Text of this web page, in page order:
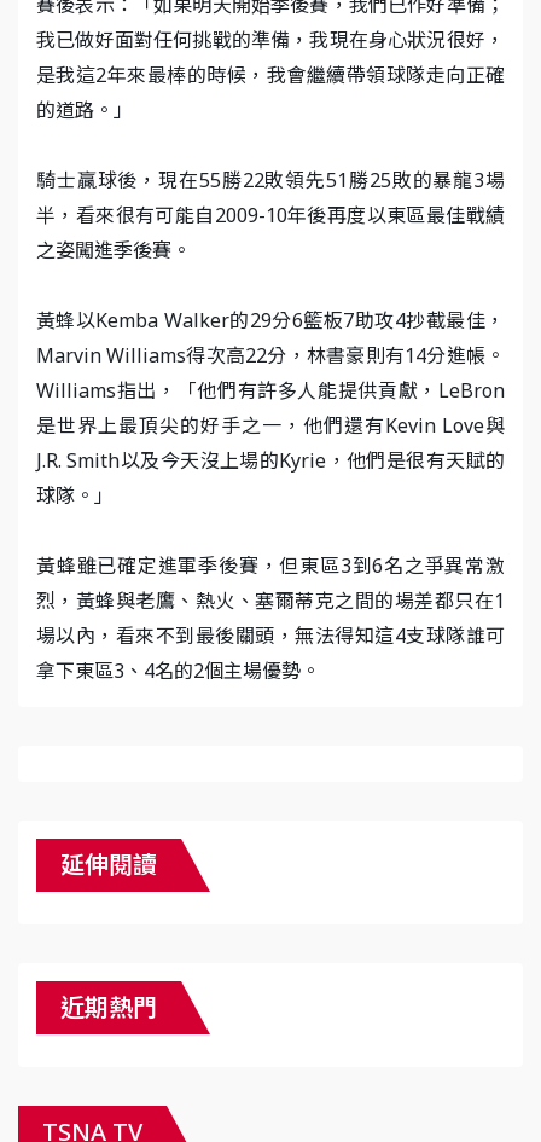
我已做好面對任何挑戰的準備，我現在身心狀況很好，
是我這2年來最棒的時候，我會繼續帶領球隊走向正確
的道路。」
騎士贏球後，現在55勝22敗領先51勝25敗的暴龍3場
半，看來很有可能自2009-10年後再度以東區最佳戰績
之姿闖進季後賽。
黃蜂以Kemba Walker的29分6籃板7助攻4抄截最佳，
Marvin Williams得次高22分，林書豪則有14分進帳。
Williams指出，「他們有許多人能提供貢獻，LeBron
是世界上最頂尖的好手之一，他們還有Kevin Love與
J.R. Smith以及今天沒上場的Kyrie，他們是很有天賦的
球隊。」
黃蜂雖已確定進軍季後賽，但東區3到6名之爭異常激
烈，黃蜂與老鷹、熱火、塞爾蒂克之間的場差都只在1
場以內，看來不到最後關頭，無法得知這4支球隊誰可
拿下東區3、4名的2個主場優勢。
延伸閱讀
近期熱門
TSNA TV